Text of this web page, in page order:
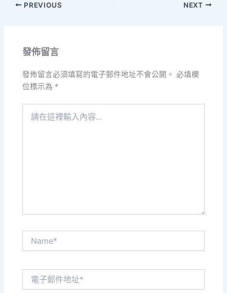
PREVIOUS NEXT
發佈留言
發佈留言必須填寫的電子郵件地址不會公開。 必填欄
位標示為 *